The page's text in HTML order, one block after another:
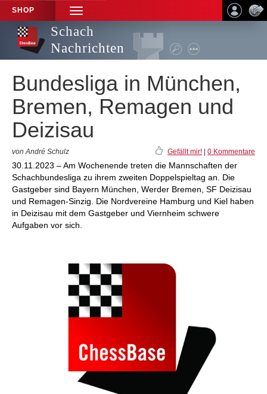
SHOP
TOGGLE
NAVIGATION
Schach
Nachrichten
Bundesliga in München,
Bremen, Remagen und
Deizisau
von André Schulz Gefällt mir! 0 Kommentare
30.11.2023 – Am Wochenende treten die Mannschaften der
Schachbundesliga zu ihrem zweiten Doppelspieltag an. Die
Gastgeber sind Bayern München, Werder Bremen, SF Deizisau
und Remagen-Sinzig. Die Nordvereine Hamburg und Kiel haben
in Deizisau mit dem Gastgeber und Viernheim schwere
Aufgaben vor sich.